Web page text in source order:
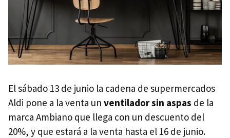
El sábado 13 de junio la cadena de supermercados
Aldi pone a la venta un ventilador sin aspas de la
marca Ambiano que llega con un descuento del
20%, y que estará a la venta hasta el 16 de junio.